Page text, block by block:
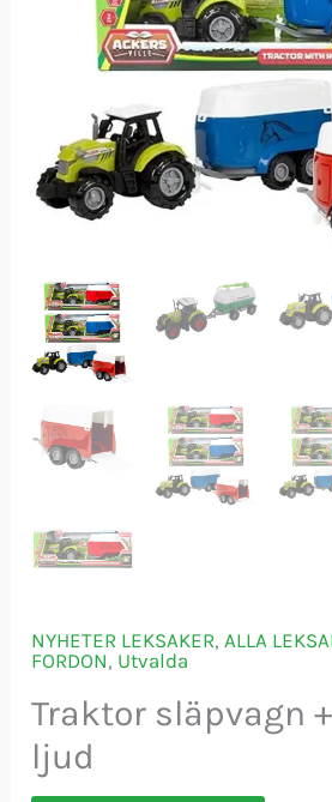
NYHETER LEKSAKER, ALLA
FORDON, Utvalda
Traktor släpvagn
ljud